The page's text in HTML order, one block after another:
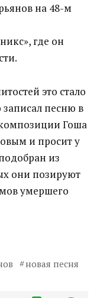
на 48-м
где он
это стало
песню в
Гоша
и просит у
из
они позируют
умершего
новая песня